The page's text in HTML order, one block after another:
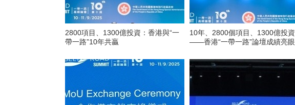
2800項目、1300億投資：香港與“一
帶一路”10年共贏
10年、2800個項目、1300億投資
——香港“一帶一路”論壇成績亮眼